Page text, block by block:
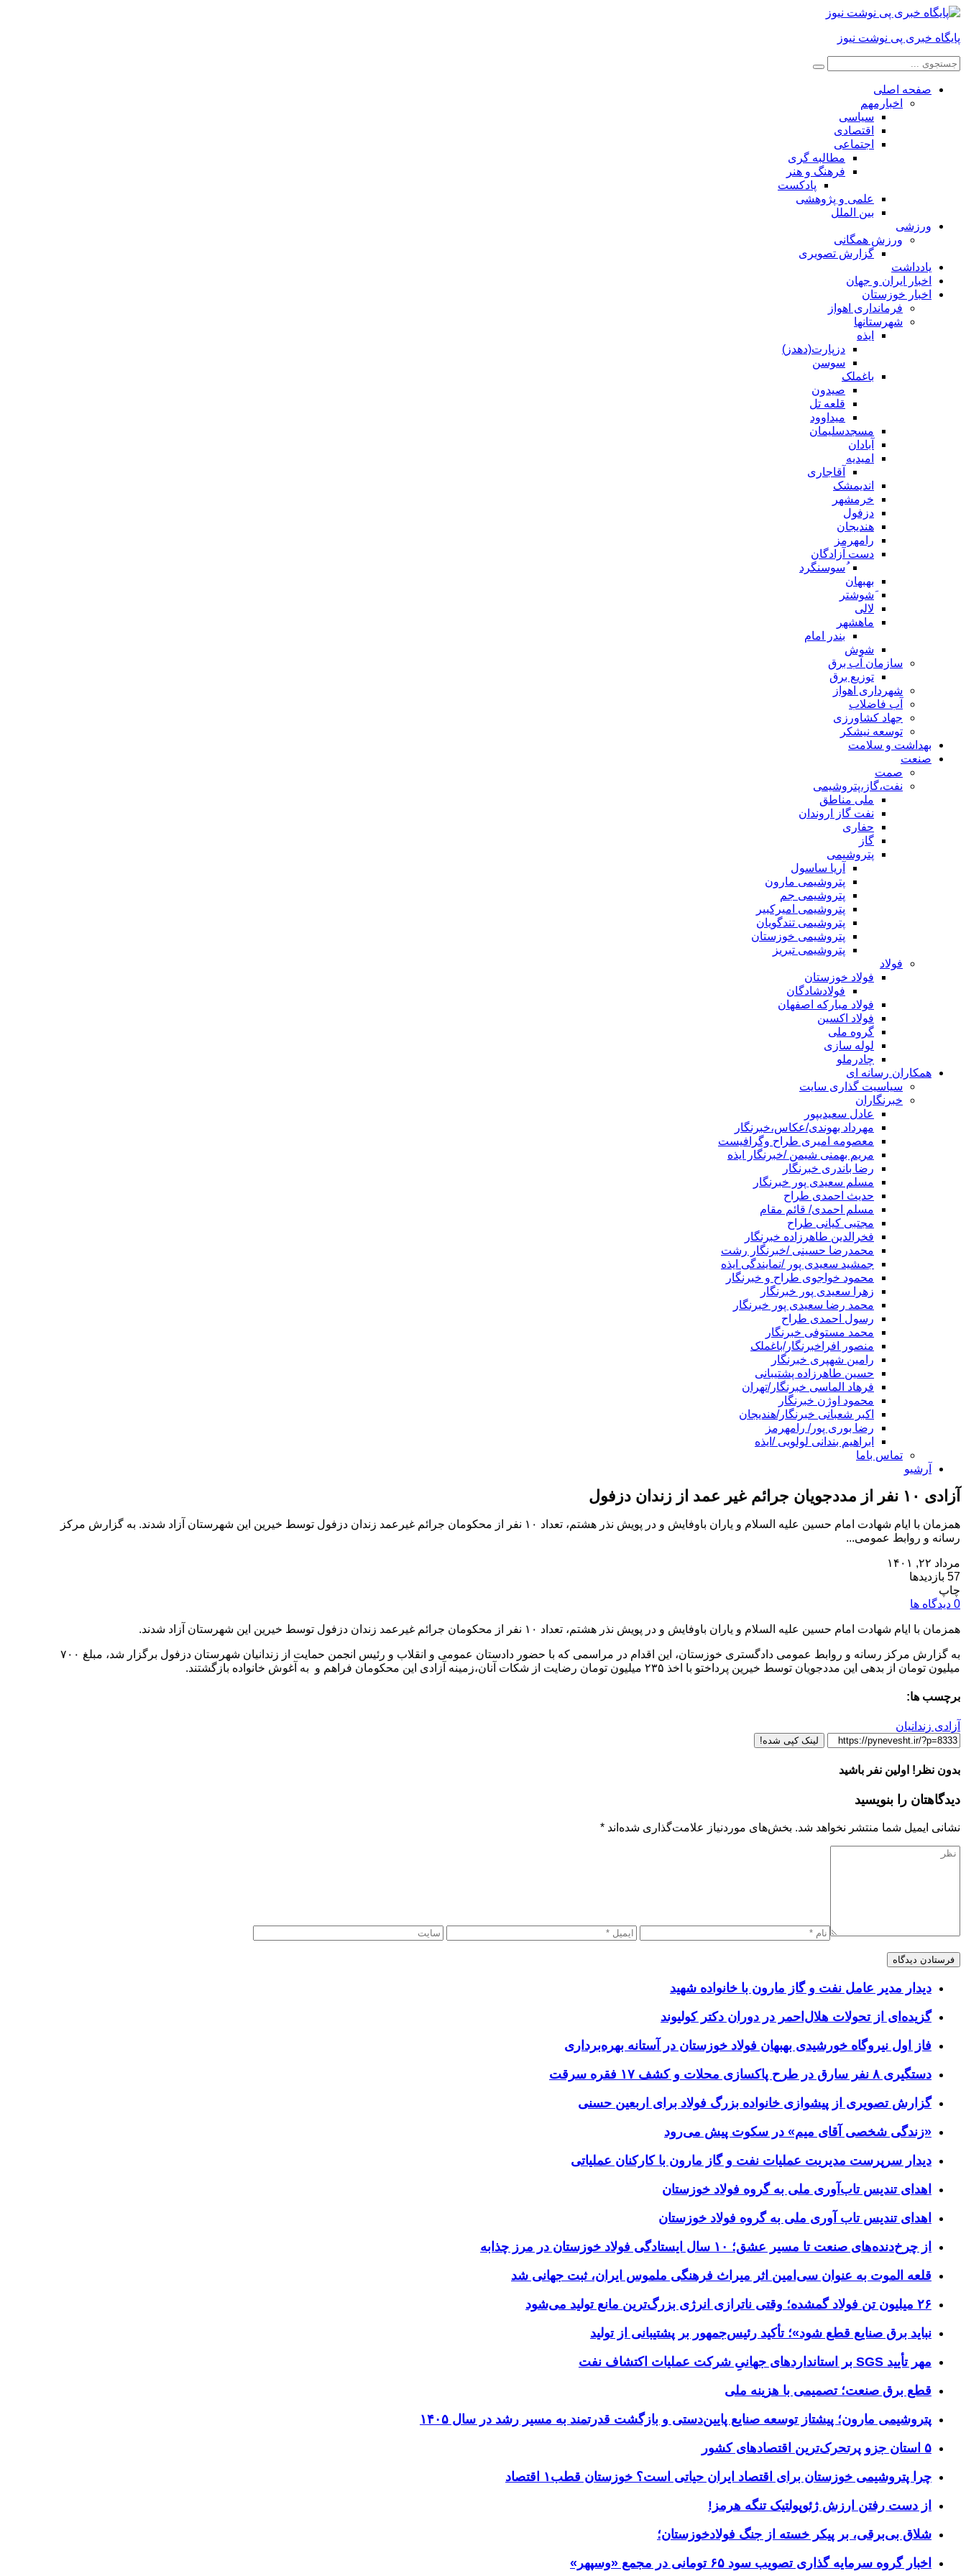
پایگاه خبری پی نوشت نیوز
صفحه اصلی
اخبارمهم
سیاسی
اقتصادی
اجتماعی
مطالبه گری
فرهنگ و هنر
پادکست
علمی و پژوهشی
بین الملل
ورزشی
ورزش همگانی
گزارش تصویری
یادداشت
اخبار ایران و جهان
اخبار خوزستان
فرمانداری اهواز
شهرستانها
ایذه
دزپارت(دهدز)
سوسن
باغملک
صیدون
قلعه تل
میداوود
مسجدسلیمان
آبادان
امیدیه
آقاجاری
اندیمشک
خرمشهر
دزفول
هندیجان
رامهرمز
دست آزادگان
ُسوسنگرد
بهبهان
َشوشتر
لالی
ماهشهر
بندر امام
شوش
سازمان آب برق
توزیع برق
شهرداری اهواز
آب فاضلاب
جهاد کشاورزی
توسعه نیشکر
بهداشت و سلامت
صنعت
صمت
نفت،گاز،پتروشیمی
ملی مناطق
نفت گاز اروندان
حفاری
گاز
پتروشیمی
آریا ساسول
پتروشیمی مارون
پتروشیمی جم
پتروشیمی امیرکبیر
پتروشیمی تندگویان
پتروشیمی خوزستان
پتروشیمی تبریز
فولاد
فولاد خوزستان
فولادشادگان
فولاد مبارکه اصفهان
فولاد اکسین
گروه ملی
لوله سازی
چادرملو
همکاران رسانه ای
سیاسیت گذاری سایت
خبرنگاران
عادل سعیدیپور
مهرداد بهوندی/عکاس،خبرنگار
معصومه امیری طراح وگرافیست
مریم بهمنی شیمن /خبرنگار ایذه
رضا باندری خبرنگار
مسلم سعیدی پور خبرنگار
حدیث احمدی طراح
مسلم احمدی/ قائم مقام
مجتبی کیانی طراح
فخرالدین طاهرزاده خبرنگار
محمدرضا حسینی /خبرنگار رشت
جمشید سعیدی پور /نمایندگی ایذه
محمود خواجوی طراح و خبرنگار
زهرا سعیدی پور خبرنگار
محمد رضا سعیدی پور خبرنگار
رسول احمدی طراح
محمد مستوفی خبرنگار
منصور افراخبرنگار/باغملک
رامین شهپری خبرنگار
حسین طاهرزاده پشتیبانی
فرهاد الماسی خبرنگار/تهران
محمود اوژن خبرنگار
اکبر شعبانی خبرنگار/هندیجان
رضا بوری پور/ رامهرمز
ابراهیم بندانی لولویی /ایذه
تماس باما
آرشیو
آزادی ۱۰ نفر از مددجویان جرائم غیر عمد از زندان دزفول
همزمان با ایام شهادت امام حسین علیه السلام و یاران باوفایش و در پویش نذر هشتم، تعداد ۱۰ نفر از محکومان جرائم غیرعمد زندان دزفول توسط خیرین این شهرستان آزاد شدند. به گزارش مرکز
رسانه و روابط عمومی...
مرداد ۲۲, ۱۴۰۱
57 بازدیدها
چاپ
0 دیدگاه ها
همزمان با ایام شهادت امام حسین علیه السلام و یاران باوفایش و در پویش نذر هشتم، تعداد ۱۰ نفر از محکومان جرائم غیرعمد زندان دزفول توسط خیرین این شهرستان آزاد شدند.
به گزارش مرکز رسانه و روابط عمومی دادگستری خوزستان، این اقدام در مراسمی که با حضور دادستان عمومی و انقلاب و رئیس انجمن حمایت از زندانیان شهرستان دزفول برگزار شد، مبلغ ۷۰۰
میلیون تومان از بدهی این مددجویان توسط خیرین پرداختو با اخذ ۲۳۵ میلیون تومان رضایت از شکات آنان،زمینه آزادی این محکومان فراهم و به آغوش خانواده بازگشتند.
برچسب ها:
آزادی زندانیان
لینک کپی شده!
بدون نظر! اولین نفر باشید
دیدگاهتان را بنویسید
نشانی ایمیل شما منتشر نخواهد شد. بخش‌های موردنیاز علامت‌گذاری شده‌اند *
دیدار مدیر عامل نفت و گاز مارون با خانواده شهید
گزیده‌ای از تحولات هلال‌احمر در دوران دکتر کولیوند
فاز اول نیروگاه خورشیدی بهبهان فولاد خوزستان در آستانه بهره‌برداری
دستگیری ۸ نفر سارق در طرح پاکسازی محلات و کشف ۱۷ فقره سرقت
گزارش تصویری از پیشوازی خانواده بزرگ فولاد برای اربعین حسنی
«زندگی شخصی آقای میم» در سکوت پیش می‌رود
دیدار سرپرست مدیریت عملیات نفت و گاز مارون با کارکنان عملیاتی
اهدای تندیس تاب‌آوری ملی به گروه فولاد خوزستان
اهدای تندیس تاب آوری ملی به گروه فولاد خوزستان
از چرخ‌دنده‌های صنعت تا مسیر عشق؛ ۱۰ سال ایستادگی فولاد خوزستان در مرز چذابه
قلعه الموت به عنوان سی‌امین اثر میراث‌ فرهنگی ملموس ایران، ثبت جهانی شد
۲۶ میلیون تن فولاد گمشده؛ وقتی ناترازی انرژی بزرگ‌ترین مانع تولید می‌شود
نباید برق صنایع قطع شود»؛ تأکید رئیس‌جمهور بر پشتیبانی از تولید
مهر تأیید SGS بر استانداردهای جهانیِ شرکت عملیات اکتشاف نفت
قطع برق صنعت؛ تصمیمی با هزینه ملی
پتروشیمی مارون؛ پیشتاز توسعه صنایع پایین‌دستی و بازگشت قدرتمند به مسیر رشد در سال ۱۴۰۵
۵ استان جزو پرتحرک‌ترین اقتصاد‌های کشور
چرا پتروشیمی خوزستان برای اقتصاد ایران حیاتی است؟ خوزستان قطب۱ اقتصاد
از دست رفتن ارزش ژئوپولتیک تنگه هرمز!
شلاق‌ بی‌برقی، بر پیکر خسته‌ از جنگ فولادخوزستان؛
اخبار گروه سرمایه گذاری تصویب سود ۶۵ تومانی در مجمع «وسپهر»